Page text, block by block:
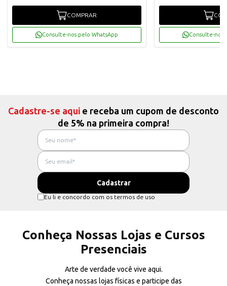
COMPRAR
Consulte-nos pelo WhatsApp Consulte-nos
Cadastre-se aqui e receba um cupom de desconto
de 5% na primeira compra!
Eu li e concordo com os termos de uso
Conheça Nossas Lojas e Cursos
Presenciais
Arte de verdade você vive aqui.
Conheça nossas lojas físicas e participe das